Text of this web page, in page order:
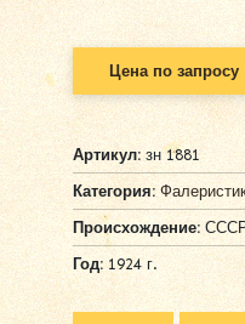
Цена по запросу
Артикул:зн 1881
Категория:
Происхождение:
Год:1924 г.